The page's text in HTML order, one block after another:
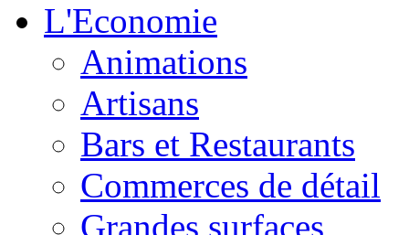
L'Economie
Animations
Artisans
Bars et Restaurants
Commerces de détail
Grandes surfaces